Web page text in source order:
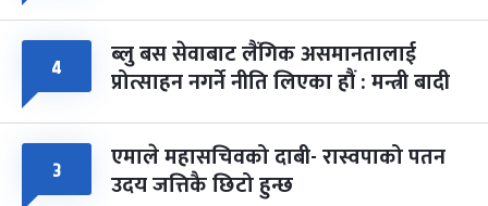
४ ब्लु बस सेवाबाट लैंगिक असमानतालाई
प्रोत्साहन नगर्ने नीति लिएका हौं : मन्त्री बादी
३ एमाले महासचिवको दाबी- रास्वपाको पतन
उदय जत्तिकै छिटो हुन्छ